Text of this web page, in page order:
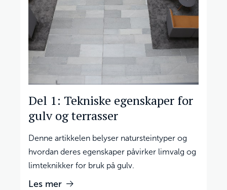
Del 1: Tekniske egenskaper for
gulv og terrasser
Denne artikkelen belyser natursteintyper og
hvordan deres egenskaper påvirker limvalg og
limteknikker for bruk på gulv.
Les mer